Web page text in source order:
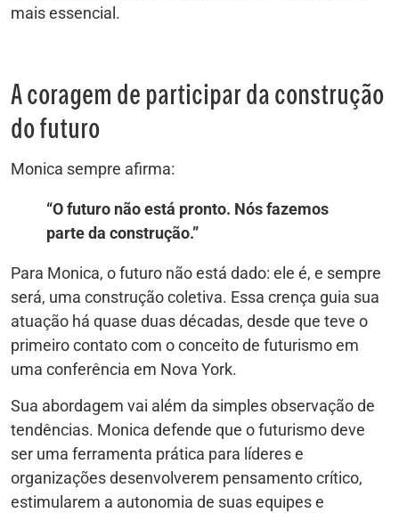
mais essencial.
A coragem de participar da construção
do futuro
Monica sempre afirma:
“O futuro não está pronto. Nós fazemos
parte da construção.”
Para Monica, o futuro não está dado: ele é, e sempre
será, uma construção coletiva. Essa crença guia sua
atuação há quase duas décadas, desde que teve o
primeiro contato com o conceito de futurismo em
uma conferência em Nova York.
Sua abordagem vai além da simples observação de
tendências. Monica defende que o futurismo deve
ser uma ferramenta prática para líderes e
organizações desenvolverem pensamento crítico,
estimularem a autonomia de suas equipes e